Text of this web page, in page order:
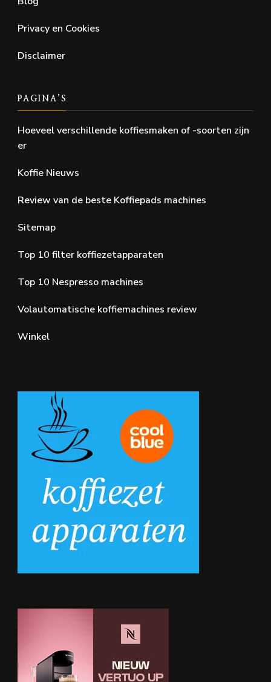
Privacy en Cookies
Disclaimer
PAGINA’S
Hoeveel verschillende koffiesmaken of -soorten zijn
er
Koffie Nieuws
Review van de beste Koffiepads machines
Sitemap
Top 10 filter koffiezetapparaten
Top 10 Nespresso machines
Volautomatische koffiemachines review
Winkel